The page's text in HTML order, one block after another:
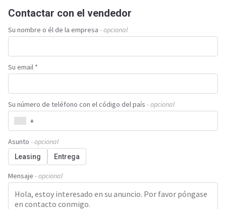
Contactar con el vendedor
Su nombre o él de la empresa - opcional
Su email *
Su número de teléfono con el código del país - opcional
+
Asunto - opcional
Leasing Entrega
Mensaje - opcional